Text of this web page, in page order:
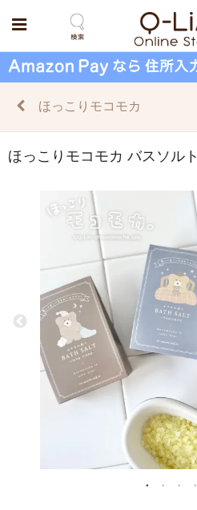
ほっこりモコモカ
ほっこりモコモカ バスソルト